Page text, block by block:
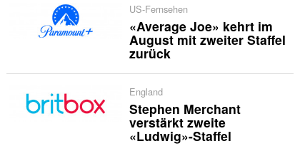
US-Fernsehen
«Average Joe» kehrt im
August mit zweiter Staffel
zurück
England
Stephen Merchant
verstärkt zweite
«Ludwig»-Staffel